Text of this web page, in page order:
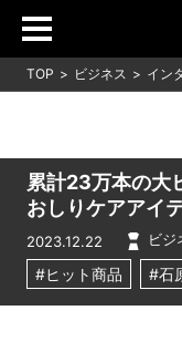
TOP ビジネス イン
累計23万本の大
おしりケアアイ
2023.12.22 ビジ
#ヒット商品 #石